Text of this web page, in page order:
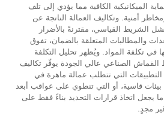
الميكانيكية الكافية مما يؤدي إلى تلف
أمنية. وتكاليف العمالة الناتجة عن
الشريط القياسي، مقترنةً بالأضرار
والمطالبات المتعلقة بالضمان، تفوق
في تكلفة المواد. ويُظهر تحليل التكلفة
القماش الصناعي عالي الجودة يوفّر تكاليف
التي تتطلب عمالة ماهرة في
قاسية، أو التي تنطوي على عواقب أبعد
يجعل اتخاذ قرارات التحديد بناءً فقط على
مجدٍ.